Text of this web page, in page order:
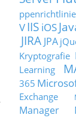
VIIS iOS
JIRA JPA
Kryptografie
Learning
365
Exchange
Manager